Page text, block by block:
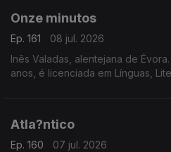
Onze minutos
Ep. 161
08 jul. 2026
Inês Valadas, alentejana de
anos, é licenciada em Línguas,
Atla?ntico
Ep. 160
07 jul. 2026